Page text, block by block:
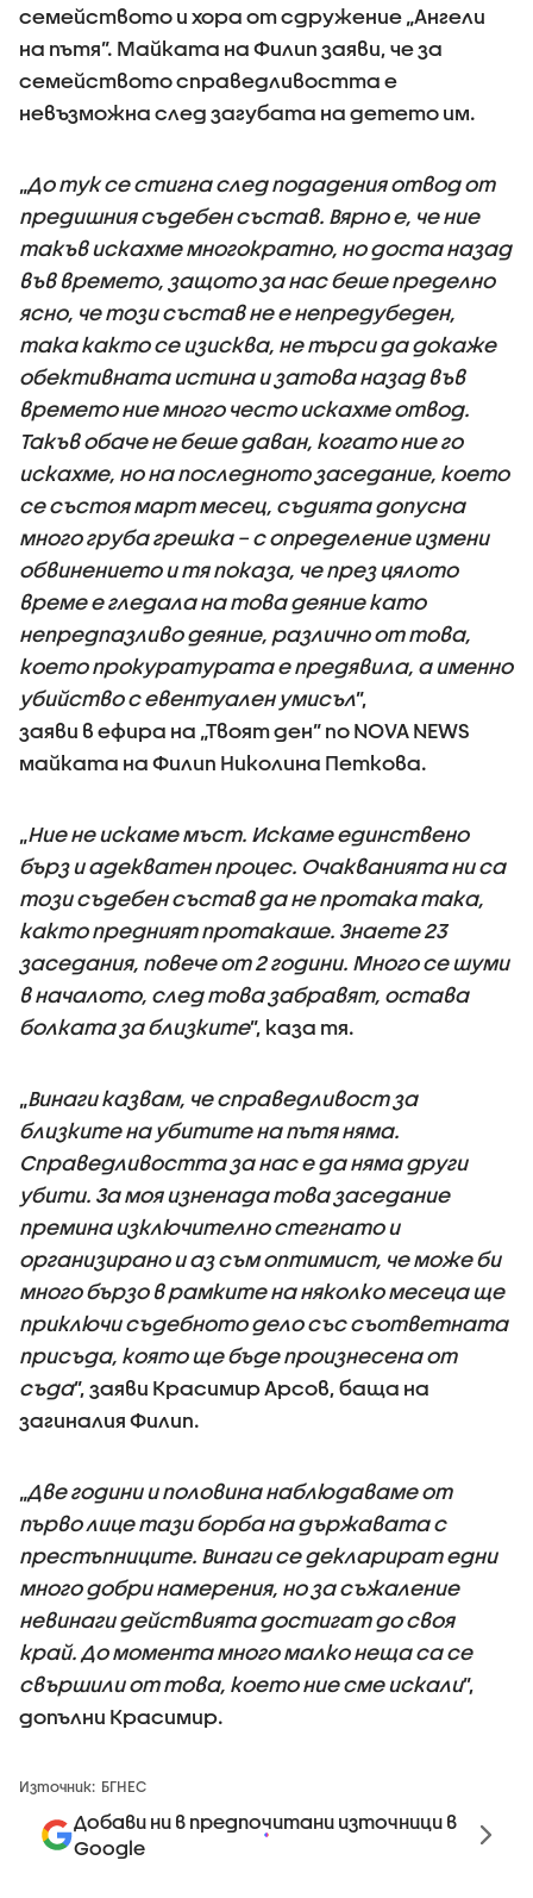
семейството и хора от сдружение „Ангели
на пътя”. Майката на Филип заяви, че за
семейството справедливостта е
невъзможна след загубата на детето им.
„До тук се стигна след подадения отвод от
предишния съдебен състав. Вярно е, че ние
такъв искахме многократно, но доста назад
във времето, защото за нас беше пределно
ясно, че този състав не е непредубеден,
така както се изисква, не търси да докаже
обективната истина и затова назад във
времето ние много често искахме отвод.
Такъв обаче не беше даван, когато ние го
искахме, но на последното заседание, което
се състоя март месец, съдията допусна
много груба грешка – с определение измени
обвинението и тя показа, че през цялото
време е гледала на това деяние като
непредпазливо деяние, различно от това,
което прокуратурата е предявила, а именно
убийство с евентуален умисъл”,
заяви в ефира на „Твоят ден” по NOVA NEWS
майката на Филип Николина Петкова.
„Ние не искаме мъст. Искаме единствено
бърз и адекватен процес. Очакванията ни са
този съдебен състав да не протака така,
както предният протакаше. Знаете 23
заседания, повече от 2 години. Много се шуми
в началото, след това забравят, остава
болката за близките”, каза тя.
„Винаги казвам, че справедливост за
близките на убитите на пътя няма.
Справедливостта за нас е да няма други
убити. За моя изненада това заседание
премина изключително стегнато и
организирано и аз съм оптимист, че може би
много бързо в рамките на няколко месеца ще
приключи съдебното дело със съответната
присъда, която ще бъде произнесена от
съда”, заяви Красимир Арсов, баща на
загиналия Филип.
„Две години и половина наблюдаваме от
първо лице тази борба на държавата с
престъпниците. Винаги се декларират едни
много добри намерения, но за съжаление
невинаги действията достигат до своя
край. До момента много малко неща са се
свършили от това, което ние сме искали”,
допълни Красимир.
Източник: БГНЕС
Добави ни в предпочитани източници в
Google